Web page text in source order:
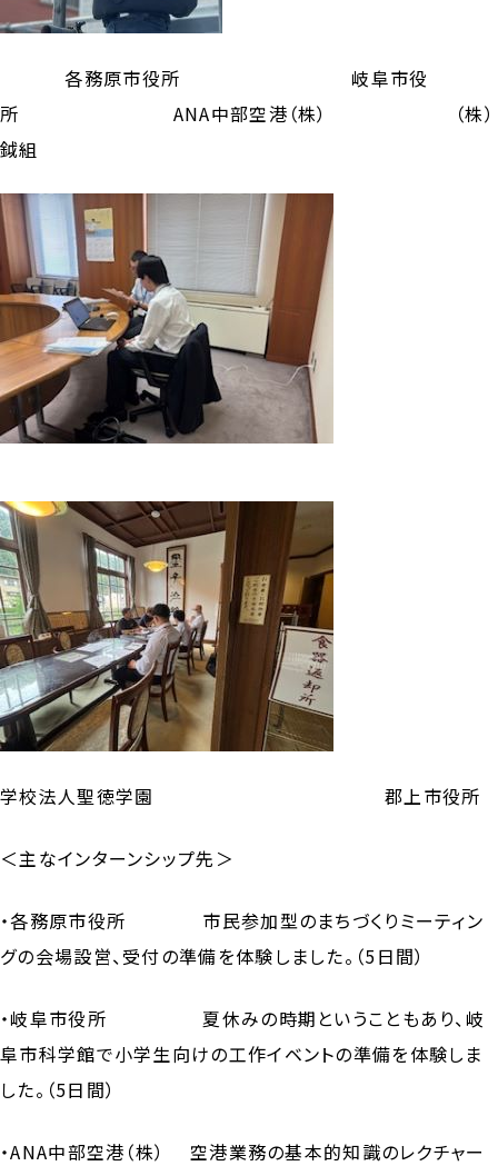
各務原市役所 岐阜市役
所 ANA中部空港（株） （株）
鉞組
学校法人聖徳学園 郡上市役所
＜主なインターンシップ先＞
・各務原市役所 市民参加型のまちづくりミーティン
グの会場設営、受付の準備を体験しました。（5日間）
・岐阜市役所 夏休みの時期ということもあり、岐
阜市科学館で小学生向けの工作イベントの準備を体験しま
した。（5日間）
・ANA中部空港（株） 空港業務の基本的知識のレクチャー